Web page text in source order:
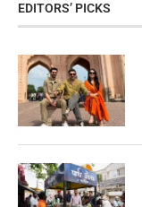
EDITORS’ PICKS